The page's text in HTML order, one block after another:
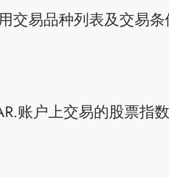
交易品种列表及交易条
账户上交易的股票指数